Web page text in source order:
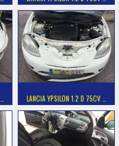
LANCIA YPSILON 1.2 D 75CV …